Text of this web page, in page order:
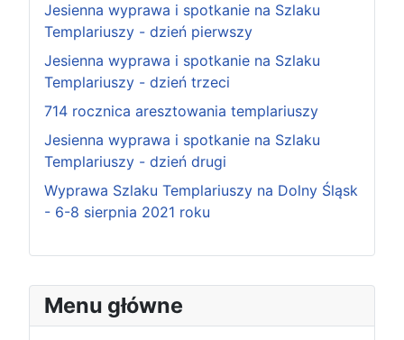
Menu główne
Jesienna wyprawa i spotkanie na Szlaku
Templariuszy - dzień pierwszy
Jesienna wyprawa i spotkanie na Szlaku
Templariuszy - dzień trzeci
714 rocznica aresztowania templariuszy
Jesienna wyprawa i spotkanie na Szlaku
Templariuszy - dzień drugi
Wyprawa Szlaku Templariuszy na Dolny Śląsk
- 6-8 sierpnia 2021 roku